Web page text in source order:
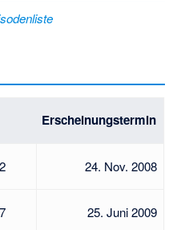
Erscheinungstermin
24. Nov. 2008
25. Juni 2009